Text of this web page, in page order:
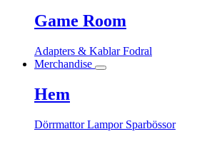
Game Room
Adapters & KablarFodral
Merchandise
Hem
DörrmattorLampor Sparbössor